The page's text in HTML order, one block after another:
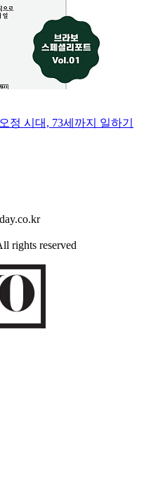
정 시대, 73세까지 일하기
rights reserved